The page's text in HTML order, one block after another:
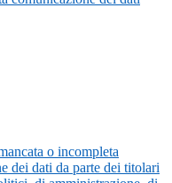
o incompleta
dei dati da parte dei titolari